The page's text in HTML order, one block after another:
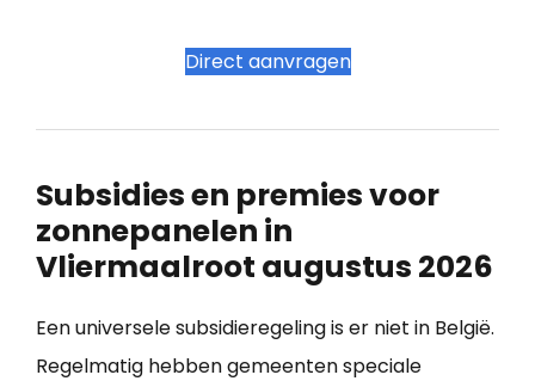
Direct aanvragen
Subsidies en premies voor
zonnepanelen in
Vliermaalroot augustus 2026
Een universele subsidieregeling is er niet in België.
Regelmatig hebben gemeenten speciale